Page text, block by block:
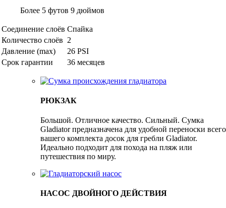
Более 5 футов 9 дюймов
Соединение слоёв Спайка
Количество слоёв 2
Давление (max)
26 PSI
Срок гарантии
36 месяцев
РЮКЗАК
Большой. Отличное качество. Сильный. Сумка
Gladiator предназначена для удобной переноски всего
вашего комплекта досок для гребли Gladiator.
Идеально подходит для похода на пляж или
путешествия по миру.
НАСОС ДВОЙНОГО ДЕЙСТВИЯ